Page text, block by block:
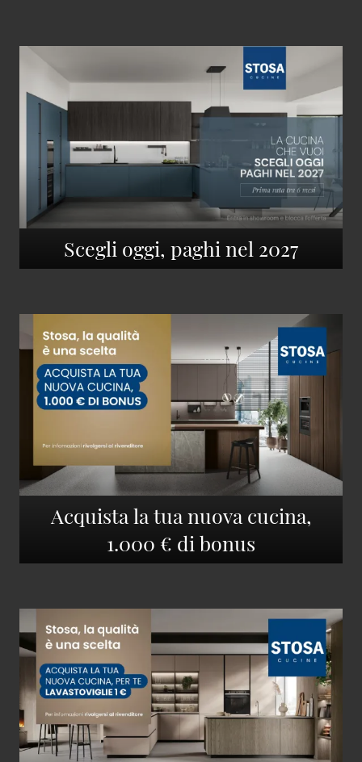
Scegli oggi, paghi nel 2027
Acquista la tua nuova cucina,
1.000 € di bonus